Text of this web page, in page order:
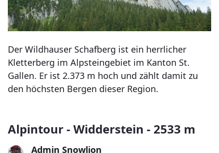
Der Wildhauser Schafberg ist ein herrlicher
Kletterberg im Alpsteingebiet im Kanton St.
Gallen. Er ist 2.373 m hoch und zählt damit zu
den höchsten Bergen dieser Region.
Alpintour - Widderstein - 2533 m
Admin Snowlion